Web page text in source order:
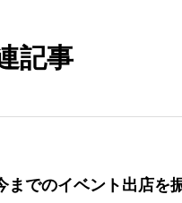
記事
までのイベント出店を